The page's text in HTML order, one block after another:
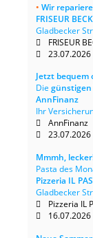
• Wir
FRISEUR
Gladbecker
FRISEUR
23.07.2026
Jetzt bequem
Die günstigen
AnnFinanz
Ihr
AnnFinanz
23.07.2026
Mmmh,
Pasta des
Pizzeria IL
Gladbecker
Pizzeria IL
16.07.2026